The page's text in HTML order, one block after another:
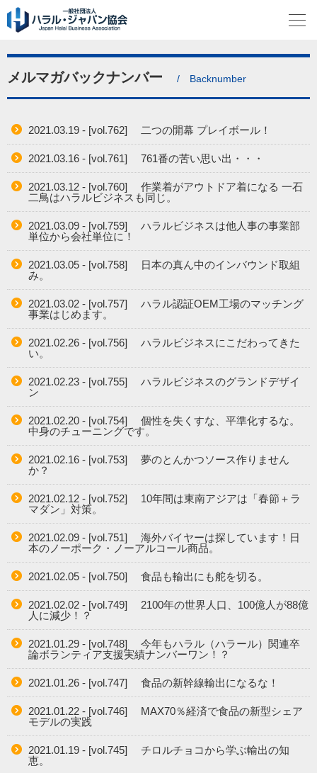
メルマガバックナンバー / Backnumber
2021.03.19 - [vol.762] 二つの開幕 プレイボール！
2021.03.16 - [vol.761] 761番の苦い思い出・・・
2021.03.12 - [vol.760] 作業着がアウトドア着になる 一石
二鳥はハラルビジネスも同じ。
2021.03.09 - [vol.759] ハラルビジネスは他人事の事業部
単位から会社単位に！
2021.03.05 - [vol.758] 日本の真ん中のインバウンド取組
み。
2021.03.02 - [vol.757] ハラル認証OEM工場のマッチング
事業はじめます。
2021.02.26 - [vol.756] ハラルビジネスにこだわってきた
い。
2021.02.23 - [vol.755] ハラルビジネスのグランドデザイ
ン
2021.02.20 - [vol.754] 個性を失くすな、平準化するな。
中身のチューニングです。
2021.02.16 - [vol.753] 夢のとんかつソース作りません
か？
2021.02.12 - [vol.752] 10年間は東南アジアは「春節＋ラ
マダン」対策。
2021.02.09 - [vol.751] 海外バイヤーは探しています！日
本のノーポーク・ノーアルコール商品。
2021.02.05 - [vol.750] 食品も輸出にも舵を切る。
2021.02.02 - [vol.749] 2100年の世界人口、100億人が88億
人に減少！？
2021.01.29 - [vol.748] 今年もハラル（ハラール）関連卒
論ボランティア支援実績ナンバーワン！？
2021.01.26 - [vol.747] 食品の新幹線輸出になるな！
2021.01.22 - [vol.746] MAX70％経済で食品の新型シェア
モデルの実践
2021.01.19 - [vol.745] チロルチョコから学ぶ輸出の知
恵。